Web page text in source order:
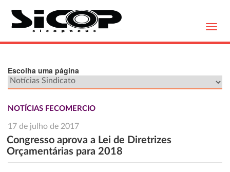
Escolha uma página
NOTÍCIAS FECOMERCIO
17 de julho de 2017
Congresso aprova a Lei de Diretrizes
Orçamentárias para 2018